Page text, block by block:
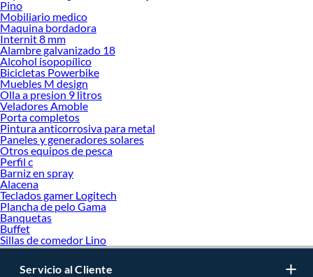
Pino
Mobiliario medico
Maquina bordadora
Internit 8 mm
Alambre galvanizado 18
Alcohol isopopílico
Bicicletas Powerbike
Muebles M design
Olla a presion 9 litros
Veladores Amoble
Porta completos
Pintura anticorrosiva para metal
Paneles y generadores solares
Otros equipos de pesca
Perfil c
Barniz en spray
Alacena
Teclados gamer Logitech
Plancha de pelo Gama
Banquetas
Buffet
Sillas de comedor Lino
Servicio al Cliente